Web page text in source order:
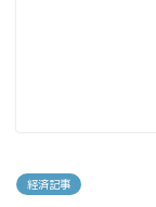
経済記事